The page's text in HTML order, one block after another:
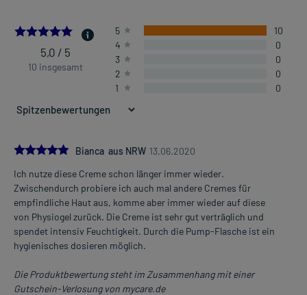
5.0
5,0 / 5
10 insgesamt
5
10
4
0
3
0
2
0
1
0
5.0
Bianca aus NRW 13.06.2020
Ich nutze diese Creme schon länger immer wieder.
Zwischendurch probiere ich auch mal andere Cremes für
empfindliche Haut aus, komme aber immer wieder auf diese
von Physiogel zurück. Die Creme ist sehr gut verträglich und
spendet intensiv Feuchtigkeit. Durch die Pump-Flasche ist ein
hygienisches dosieren möglich.
Die Produktbewertung steht im Zusammenhang mit einer
Gutschein-Verlosung von mycare.de